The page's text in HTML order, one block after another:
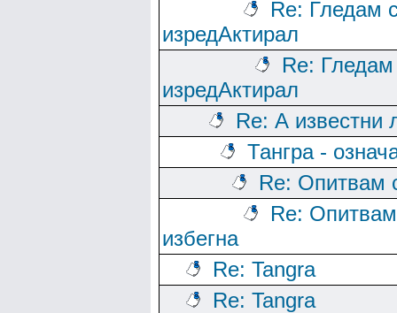
Re: Гледам
изредАктирал
Re:
изредАктирал
Re: А известни
Тангра -
Re: Опитвам
Re:
избегна
Re: Tangra
Re: Tangra